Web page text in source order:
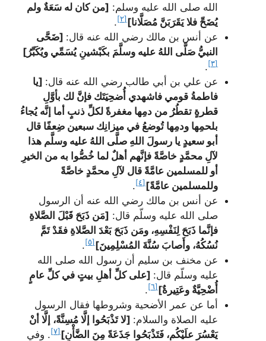
الله صلى الله عليه وسلم: [من كان له سَعَةٌ ولم
يُضَحِّ فلا يَقَرَبَنَّ مُصَلَّانا] [٢]
.
عن أنس بن مالك رضي الله عنه قال: [ضَحَّى
النبيُّ صَلَّى اللهُ عليه وسلَّمَ بكَبْشينِ يُسَمِّي ويُكَبِّرُ]
[٣]
.
عن علي بن أبي طالب رضي الله عنه قال: [يا
فاطمةُ قومي فاشهدي أُضحِيَتَك فإنَّ لك بأوَّلِ
قطرةٍ تقطُرُ من دمِها مغفرةً لكلِّ ذنبٍ أما إنَّه يُجاءُ
بلحمِها ودمِها تُوضعُ في ميزانِك سبعين ضِعفًا قال
أبو سعيدٍ يا رسولَ اللهِ صلَّى اللهُ عليه وسلَّم هذا
لآلِ محمَّدٍ خاصَّةً فإنَّهم أهلٌ لما خُصُّوا به من الخيرِ
أو للمسلمين عامَّةً قال لآلِ محمَّدٍ خاصَّةً
وللمسلمين عامَّةً] [٤]
.
عن أنس بن مالك رضي الله عنه أن الرسول
صلى الله عليه وسلّم قال: [مَن ذَبَحَ قَبْلَ الصَّلاةِ
فإنَّما ذَبَحَ لِنَفْسِهِ، ومَن ذَبَحَ بَعْدَ الصَّلاةِ فقَدْ تَمَّ
نُسُكُهُ، وأَصابَ سُنَّةَ المُسْلِمِينَ] [٥]
.
عن مخنف بن سليم أن رسول الله صلى الله
عليه وسلّم قال: [على كلِّ أهلِ بيتٍ في كلِّ عامٍ
أُضْحِيَّةٌ وعَتِيرةٌ] [٦]
.
أما عن عمر الأضحية وشروطها فقال الرسول
عليه الصلاة والسلام: [لا تَذْبَحُوا إلَّا مُسِنَّةً، إلَّا أنْ
يَعْسُرَ علَيْكُم، فَتَذْبَحُوا جَذَعَةً مِنَ الضَّأْنِ] [٧]
. وفي